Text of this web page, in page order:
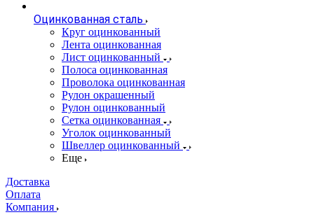
Оцинкованная сталь
Круг оцинкованный
Лента оцинкованная
Лист оцинкованный
Полоса оцинкованная
Проволока оцинкованная
Рулон окрашенный
Рулон оцинкованный
Сетка оцинкованная
Уголок оцинкованный
Швеллер оцинкованный
Еще
Доставка
Оплата
Компания